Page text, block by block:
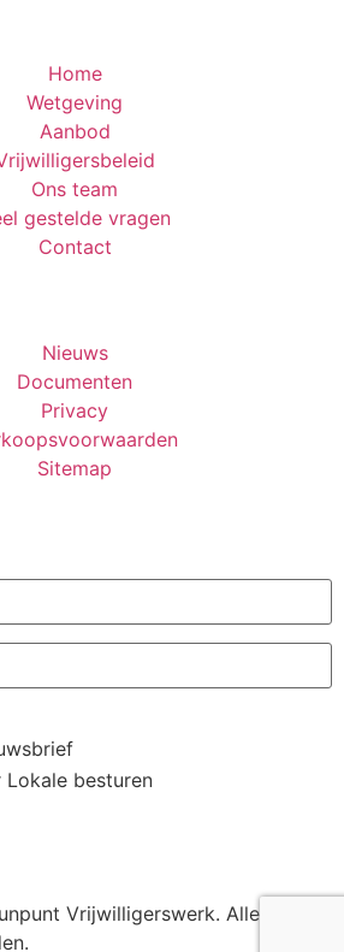
Home
Wetgeving
Aanbod
Ons team
gestelde vragen
Contact
Nieuws
Documenten
Privacy
Sitemap
besturen
Vrijwilligerswerk. Alle